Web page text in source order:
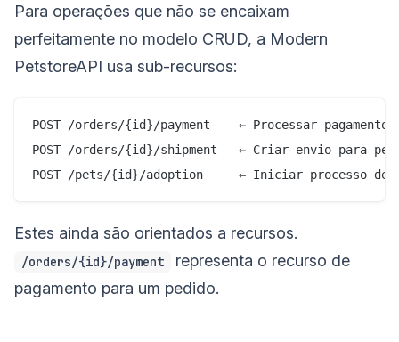
Para operações que não se encaixam
perfeitamente no modelo CRUD, a Modern
PetstoreAPI usa sub-recursos:
POST /orders/{id}/payment    ← Processar pagamento
POST /orders/{id}/shipment   ← Criar envio para
Estes ainda são orientados a recursos.
/orders/{id}/payment
representa o recurso de
pagamento para um pedido.